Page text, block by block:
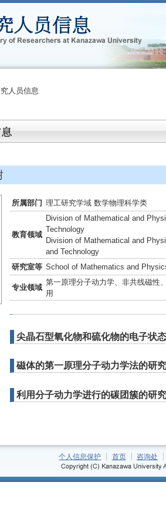
人员信息
所属部门 理工研究学域 数学物理科学类
教育领域
Division of Mathematical and
Technology
Division of Mathematical and
and Technology
研究室等 School of Mathematics and
专业领域
第一原理分子动力学、非共线磁性
用
尖晶石型氧化物和硫化物的电子状
磁体的第一原理分子动力学法的研究
利用分子动力学进行的碳团簇的研究
个人信息保护 首页 咨询处